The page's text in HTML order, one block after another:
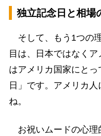
独立記念日と相場
そして、もう1つの
目は、日本ではなく
はアメリカ国家にと
日」です。アメリカ
ね。
お祝いムードの心理